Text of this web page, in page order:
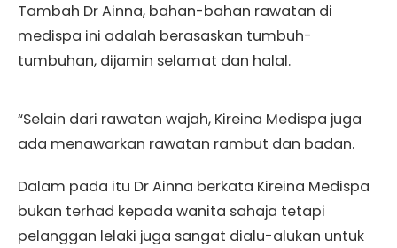
Tambah Dr Ainna, bahan-bahan rawatan di
medispa ini adalah berasaskan tumbuh-
tumbuhan, dijamin selamat dan halal.
“Selain dari rawatan wajah, Kireina Medispa juga
ada menawarkan rawatan rambut dan badan.
Dalam pada itu Dr Ainna berkata Kireina Medispa
bukan terhad kepada wanita sahaja tetapi
pelanggan lelaki juga sangat dialu-alukan untuk